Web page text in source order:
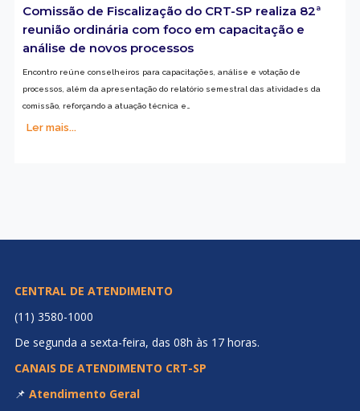
Comissão de Fiscalização do CRT-SP realiza 82ª
reunião ordinária com foco em capacitação e
análise de novos processos
Encontro reúne conselheiros para capacitações, análise e votação de
processos, além da apresentação do relatório semestral das atividades da
comissão, reforçando a atuação técnica e…
Ler mais...
CENTRAL DE ATENDIMENTO
(11) 3580-1000
De segunda a sexta-feira, das 08h às 17 horas.
CANAIS DE ATENDIMENTO CRT-SP
📌 Atendimento Geral